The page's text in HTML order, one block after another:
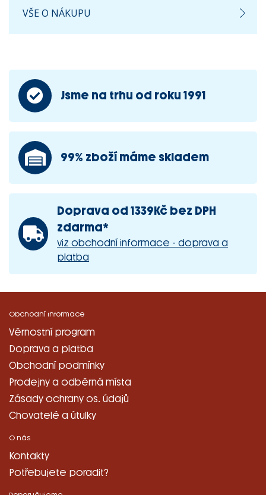
VŠE O NÁKUPU
Jsme na trhu od roku 1991
99% zboží máme skladem
Doprava od 1339Kč bez DPH
zdarma*
viz obchodní informace - doprava a
platba
Obchodní informace
Věrnostní program
Doprava a platba
Obchodní podmínky
Prodejny a odběrná místa
Zásady ochrany os. údajů
Chovatelé a útulky
O nás
Kontakty
Potřebujete poradit?